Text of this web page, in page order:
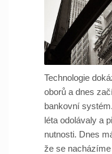
Technologie
oborů a dnes
bankovní
léta odolávaly a
nutnosti. Dnes
že se